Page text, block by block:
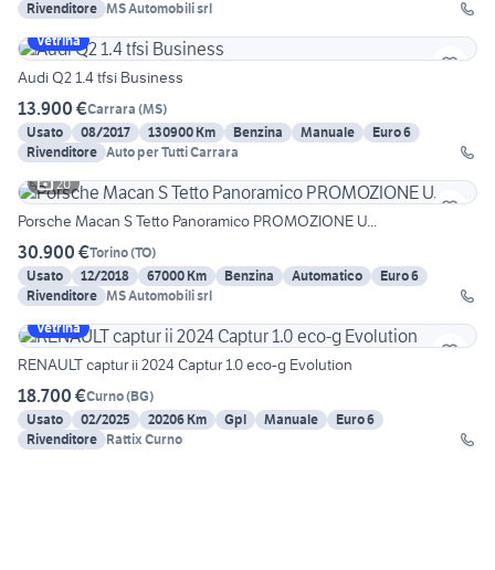
Rivenditore MS Automobili srl
Vetrina
Audi Q2 1.4 tfsi Business
13.900 €Carrara (MS)
Usato
08/2017 130900 Km Benzina Manuale
Euro 6
Rivenditore Auto per Tutti Carrara
20
Porsche Macan S Tetto Panoramico PROMOZIONE U...
30.900 €Torino(TO)
Usato
12/2018 67000 Km Benzina Automatico
Euro 6
Rivenditore MS Automobili srl
Vetrina
RENAULT captur ii 2024 Captur 1.0 eco-g Evolution
18.700 €Curno(BG)
Usato
02/2025 20206 Km Gpl Manuale
Euro 6
Rivenditore Rattix Curno